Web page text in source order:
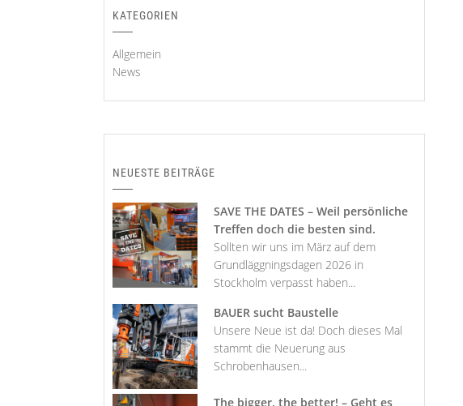
KATEGORIEN
Allgemein
News
NEUESTE BEITRÄGE
SAVE THE DATES – Weil persönliche
Treffen doch die besten sind.
Sollten wir uns im März auf dem
Grundläggningsdagen 2026 in
Stockholm verpasst haben...
BAUER sucht Baustelle
Unsere Neue ist da! Doch dieses Mal
stammt die Neuerung aus
Schrobenhausen...
The bigger, the better! – Geht es